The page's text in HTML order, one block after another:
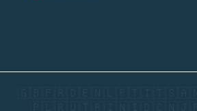
🇬🇧 🇫🇷 🇩🇪 🇳🇱 🇵🇹 🇮🇹 🇸🇦
🇵🇱 🇷🇺 🇹🇷 🇮🇳 🇮🇩 🇨🇳